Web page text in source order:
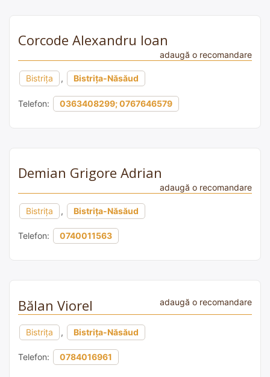
Corcode Alexandru Ioan
adaugă o recomandare
Bistrița , Bistrița-Năsăud
Telefon: 0363408299; 0767646579
Demian Grigore Adrian
adaugă o recomandare
Bistrița , Bistrița-Năsăud
Telefon: 0740011563
Bălan Viorel adaugă o recomandare
Bistrița , Bistrița-Năsăud
Telefon: 0784016961